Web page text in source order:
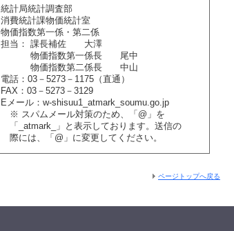
統計局統計調査部
消費統計課物価統計室
物価指数第一係・第二係
担当： 課長補佐 大澤
物価指数第一係長 尾中
物価指数第二係長 中山
電話：03－5273－1175（直通）
FAX：03－5273－3129
Eメール：w-shisuu1_atmark_soumu.go.jp
※ スパムメール対策のため、「@」を
「_atmark_」と表示しております。送信の
際には、「@」に変更してください。
ページトップへ戻る